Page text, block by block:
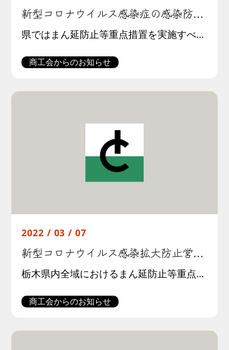
新型コロナウイルス感染症の感染防止対策徹底の周知について
県ではまん延防止等重点措置を実施すべき期間が３月21日まで延長されることとなったことから、本日開催した第78回栃木県新型コロナウイルス感染症対策本部会議において、基本的な感染対策の徹底や飲食店等に対する営業時間の短縮等に […]
商工会からのお知らせ
2022 / 03 / 07
新型コロナウイルス感染拡大防止営業時間短縮協力金【第10弾】の周知について
栃木県内全域におけるまん延防止等重点措置の期間が３月21日まで延長されたことに伴い、引き続き、飲食店等に対し、営業時間短縮等を要請することといたしました。 この要請に応じて、対象店舗の営業時間の短縮等に御協力いただいた飲 […]
商工会からのお知らせ